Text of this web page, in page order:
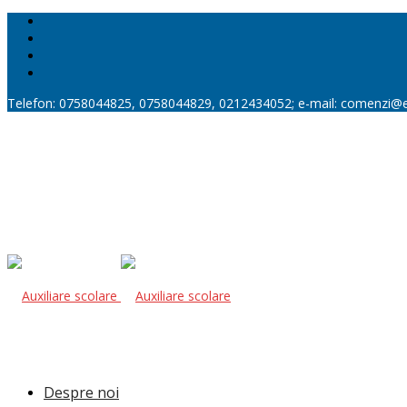
Telefon: 0758044825, 0758044829, 0212434052; e-mail:
Despre noi